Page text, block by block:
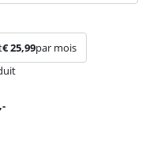
€25,99par mois
,-